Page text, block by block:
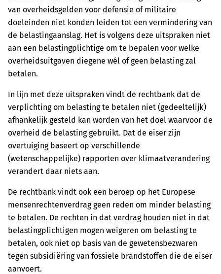
van overheidsgelden voor defensie of militaire
doeleinden niet konden leiden tot een vermindering van
de belastingaanslag. Het is volgens deze uitspraken niet
aan een belastingplichtige om te bepalen voor welke
overheidsuitgaven diegene wél of geen belasting zal
betalen.
In lijn met deze uitspraken vindt de rechtbank dat de
verplichting om belasting te betalen niet (gedeeltelijk)
afhankelijk gesteld kan worden van het doel waarvoor de
overheid de belasting gebruikt. Dat de eiser zijn
overtuiging baseert op verschillende
(wetenschappelijke) rapporten over klimaatverandering
verandert daar niets aan.
De rechtbank vindt ook een beroep op het Europese
mensenrechtenverdrag geen reden om minder belasting
te betalen. De rechten in dat verdrag houden niet in dat
belastingplichtigen mogen weigeren om belasting te
betalen, ook niet op basis van de gewetensbezwaren
tegen subsidiëring van fossiele brandstoffen die de eiser
aanvoert.